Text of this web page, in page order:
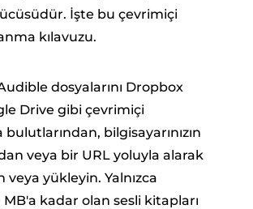
İşte bu çevrimiçi
kılavuzu.
dosyalarını Dropbox
Drive gibi çevrimiçi
bilgisayarınızın
veya bir URL yoluyla alarak
veya yükleyin. Yalnızca
kadar olan sesli kitapları